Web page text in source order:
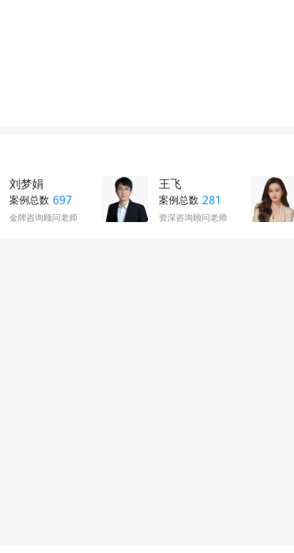
刘梦娟
案例总数 697
金牌咨询顾问老师
王飞
案例总数 281
资深咨询顾问老师